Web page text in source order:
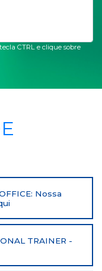
CTRL e clique sobre
Nossa
TRAINER -